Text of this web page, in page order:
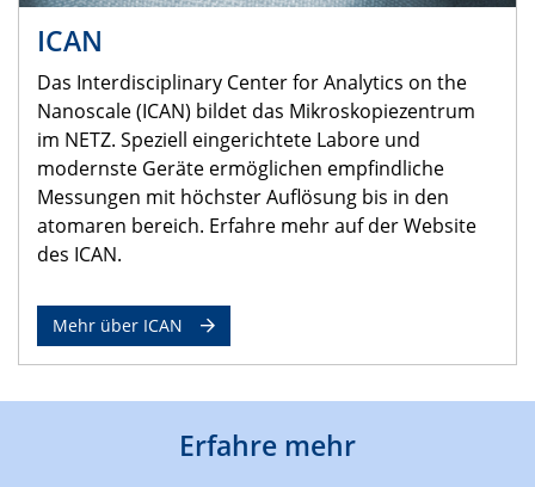
ICAN
Das Interdisciplinary Center for Analytics on the
Nanoscale (ICAN) bildet das Mikroskopiezentrum
im NETZ. Speziell eingerichtete Labore und
modernste Geräte ermöglichen empfindliche
Messungen mit höchster Auflösung bis in den
atomaren bereich. Erfahre mehr auf der Website
des ICAN.
Mehr über ICAN
Erfahre mehr